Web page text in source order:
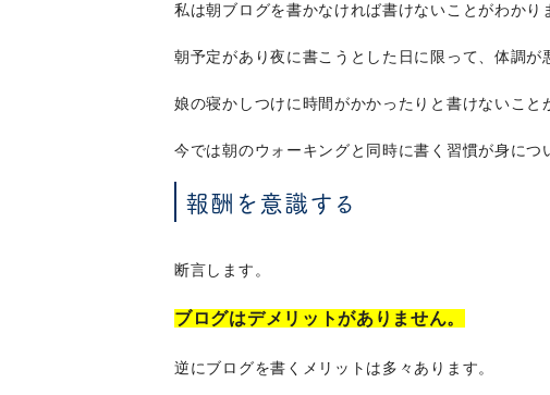
私は朝ブログを書かなければ書けないことがわかり
朝予定があり夜に書こうとした日に限って、体調が
娘の寝かしつけに時間がかかったりと書けないこと
今では朝のウォーキングと同時に書く習慣が身につ
報酬を意識する
断言します。
ブログはデメリットがありません。
逆にブログを書くメリットは多々あります。